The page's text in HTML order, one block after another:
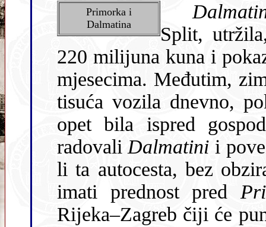
Primorka i
Dalmatina
Split,
220 milĳuna kuna i
mjesecima. Međutim,
tisuća vozila dnevno,
opet bila ispred
radovali Dalmatini i
li ta autocesta, bez
imati prednost pred
Rĳeka–Zagreb čĳi će